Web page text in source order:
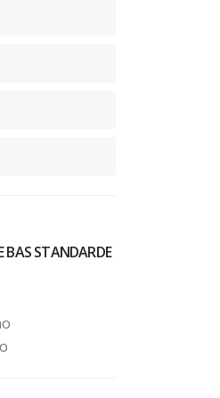
BAS STANDARDE